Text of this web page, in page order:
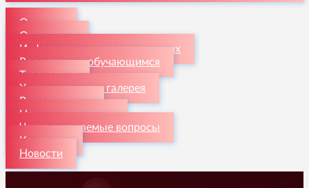
О школе
Отделения
Информация для поступающих
Родителям и обучающимся
Творчество
Художественная галерея
Видеогалерея
Наши достижения
Часто задаваемые вопросы
Контакты
Новости